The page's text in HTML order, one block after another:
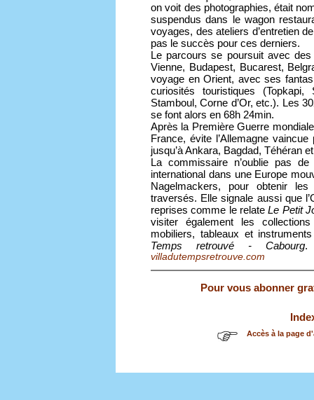
on voit des photographies, était
suspendus dans le wagon
voyages, des ateliers d’entretien
pas le succès pour ces derniers.
Le parcours se poursuit avec
Vienne, Budapest, Bucarest,
voyage en Orient, avec ses
curiosités touristiques
Stamboul, Corne d’Or, etc.). Les
se font alors en 68h 24min.
Après la Première Guerre
France, évite l’Allemagne
jusqu’à Ankara, Bagdad, Téhéran
La commissaire n’oublie pas
international dans une Europe
Nagelmackers, pour obtenir
traversés. Elle signale aussi que
reprises comme le relateLe Petit
visiter également les
mobiliers, tableaux et
Temps retrouvé
- Cabourg.
villadutempsretrouve.com
Pour vous abonner
Accès à la page